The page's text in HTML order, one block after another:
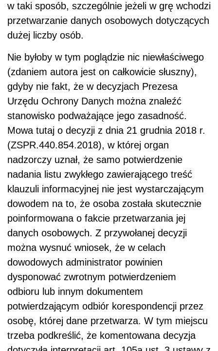
w taki sposób, szczególnie jeżeli w grę wchodzi
przetwarzanie danych osobowych dotyczących
dużej liczby osób.
Nie byłoby w tym poglądzie nic niewłaściwego
(zdaniem autora jest on całkowicie słuszny),
gdyby nie fakt, że w decyzjach Prezesa
Urzędu Ochrony Danych można znaleźć
stanowisko podważające jego zasadność.
Mowa tutaj o decyzji z dnia 21 grudnia 2018 r.
(ZSPR.440.854.2018), w której organ
nadzorczy uznał, że samo potwierdzenie
nadania listu zwykłego zawierającego treść
klauzuli informacyjnej nie jest wystarczającym
dowodem na to, że osoba została skutecznie
poinformowana o fakcie przetwarzania jej
danych osobowych. Z przywołanej decyzji
można wysnuć wniosek, że w celach
dowodowych administrator powinien
dysponować zwrotnym potwierdzeniem
odbioru lub innym dokumentem
potwierdzającym odbiór korespondencji przez
osobę, której dane przetwarza. W tym miejscu
trzeba podkreślić, że komentowana decyzja